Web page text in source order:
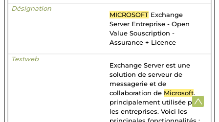
MICROSOFT Exchange
Server Entreprise - Open
Value Souscription -
Assurance + Licence
Exchange Server est une
solution de serveur de
messagerie et de
collaboration de Microsoft,
principalement utilisée par
les entreprises. Voici les